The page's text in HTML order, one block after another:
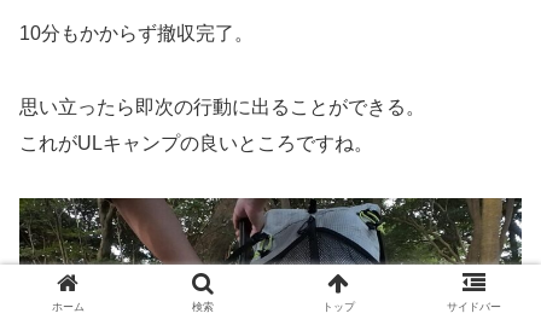
10分もかからず撤収完了。
思い立ったら即次の行動に出ることができる。
これがULキャンプの良いところですね。
ホーム 検索 トップ サイドバー